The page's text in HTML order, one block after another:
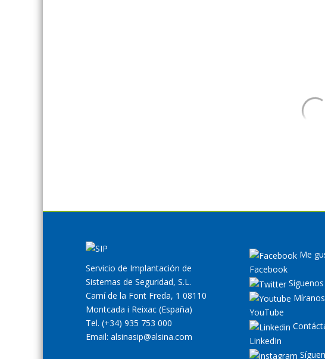
Servicio de Implantación de
Sistemas de Seguridad, S.L.
Camí de la Font Freda, 1 08110
Montcada i Reixac (España)
Tel. (+34) 935 753 000
Email: alsinasip@alsina.com
Me
Facebook
YouTube
LinkedIn